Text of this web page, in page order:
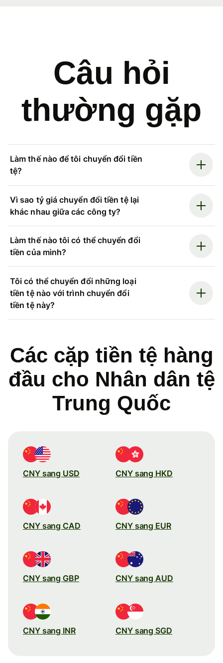
Câu hỏi
thường gặp
Làm thế nào để tôi chuyển đổi tiền
tệ?
Vì sao tỷ giá chuyển đổi tiền tệ lại
khác nhau giữa các công ty?
Làm thế nào tôi có thể chuyển đổi
tiền của mình?
Tôi có thể chuyển đổi những loại
tiền tệ nào với trình chuyển đổi
tiền tệ này?
Các cặp tiền tệ hàng
đầu cho Nhân dân tệ
Trung Quốc
CNY sang USD CNY sang HKD
CNY sang CAD CNY sang EUR
CNY sang GBP CNY sang AUD
CNY sang INR CNY sang SGD